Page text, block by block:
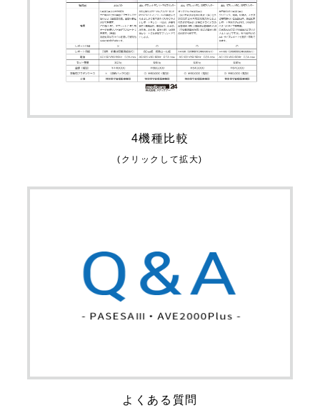
4機種比較
(クリックして拡大)
よくある質問